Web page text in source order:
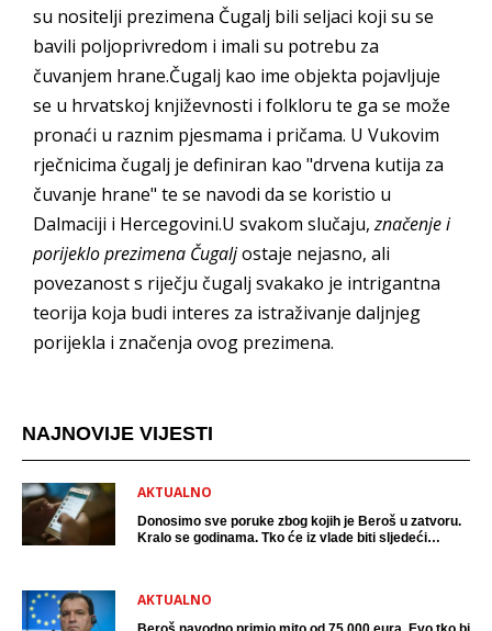
su nositelji prezimena Čugalj bili seljaci koji su se
bavili poljoprivredom i imali su potrebu za
čuvanjem hrane.Čugalj kao ime objekta pojavljuje
se u hrvatskoj književnosti i folkloru te ga se može
pronaći u raznim pjesmama i pričama. U Vukovim
rječnicima čugalj je definiran kao "drvena kutija za
čuvanje hrane" te se navodi da se koristio u
Dalmaciji i Hercegovini.U svakom slučaju,značenje i
porijeklo prezimena Čugaljostaje nejasno, ali
povezanost s riječju čugalj svakako je intrigantna
teorija koja budi interes za istraživanje daljnjeg
porijekla i značenja ovog prezimena.
NAJNOVIJE VIJESTI
AKTUALNO
Donosimo sve poruke zbog kojih je Beroš u zatvoru.
Kralo se godinama. Tko će iz vlade biti sljedeći
AKTUALNO